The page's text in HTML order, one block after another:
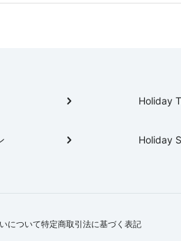
Holiday
Holiday
について特定商取引法に基づく表記